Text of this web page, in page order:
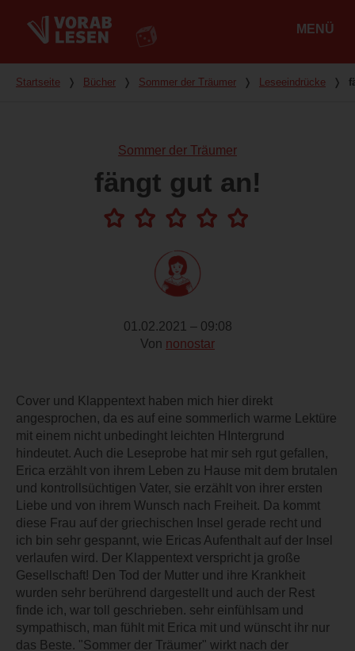
MENÜ
Du bist hier
Startseite ❭ Bücher ❭ Sommer der Träumer ❭ Leseeindrücke ❭
Sommer der Träumer
fängt gut an!
01.02.2021 – 09:08
Von nonostar
Cover und Klappentext haben mich hier direkt
angesprochen, da es auf eine sommerlich warme Lektüre
mit einem nicht unbedinght leichten HIntergrund
hindeutet. Auch die Leseprobe hat mir seh rgut gefallen,
Erica erzählt von ihrem Leben zu Hause mit dem brutalen
und kontrollsüchtigen Vater, sie erzählt von ihrer ersten
Liebe und von ihrem Wunsch nach Freiheit. Da kommt
diese Frau auf der griechischen Insel gerade recht und
ich bin sehr gespannt, wie Ericas Aufenthalt auf der Insel
verlaufen wird. Der Klappentext verspricht ja große
Gesellschaft! Den Tod der Mutter und ihre Krankheit
wurden sehr berührend dargestellt und auch der Rest
finde ich, war toll geschrieben. sehr einfühlsam und
sympathisch, man fühlt mit Erica mit und wünscht ihr nur
das Beste. "Sommer der Träumer" wirkt nach der